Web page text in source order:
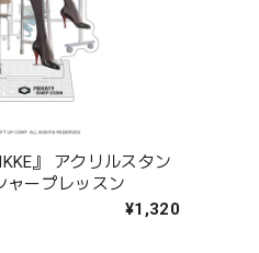
』 アクリルスタン
ャープレッスン
¥1,320